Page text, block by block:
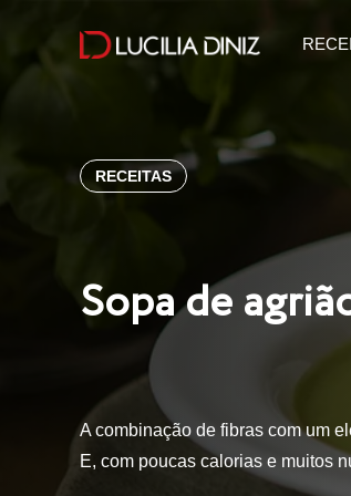
RECEITAS
Sopa de
A combinação de fibras com um
E, com poucas calorias e muitos